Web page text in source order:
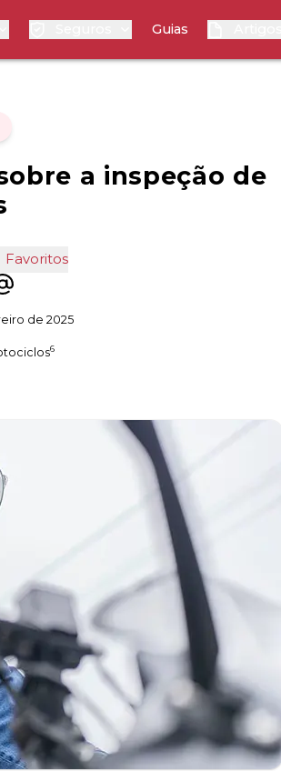
Guias
a inspeção de
Favoritos
de 2025
6